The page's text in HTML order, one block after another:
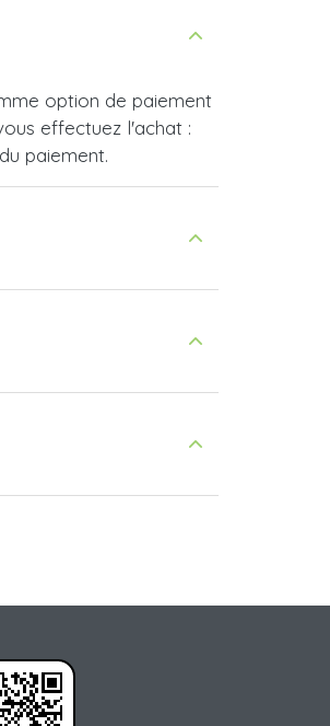
option de paiement
effectuez l'achat :
paiement.